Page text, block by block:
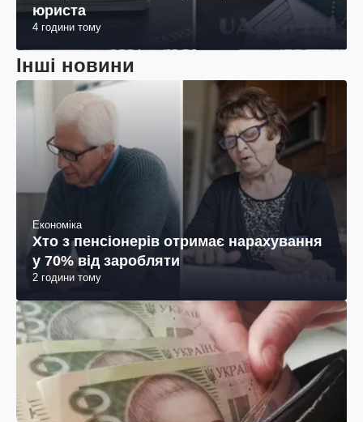
юриста
4 години тому
Інші новини
Економіка
Хто з пенсіонерів отримає нарахування
у 70% від заробляти
2 години тому